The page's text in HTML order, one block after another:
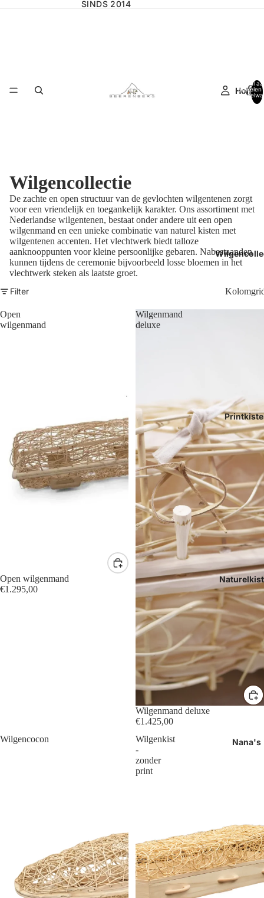
SINDS 2014
Home
Nana's
Totaal
artikelen
Wilgencollectie
De zachte en open structuur van de gevlochten wilgentenen zorgt
voor een vriendelijk en toegankelijk karakter. Ons assortiment met
Nederlandse wilgentenen, bestaat onder andere uit een open
wilgenmand en een unieke combinatie van naturel kisten met
wilgentenen accenten. Het vlechtwerk biedt talloze
aanknooppunten voor kleine persoonlijke gebaren. Nabestaanden
kunnen tijdens de ceremonie bijvoorbeeld losse bloemen in het
vlechtwerk steken als laatste groet.
Filter
Open
wilgenmand
Open wilgenmand
€1.295,00
Wilgenmand
deluxe
Wilgenmand deluxe
€1.425,00
Wilgencocon
Wilgenkist
-
zonder
print